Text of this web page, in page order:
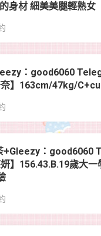
身材 細美美腿輕熟女
：good6060
】163cm/47kg/
+Gleezy：good6060
】156.43.B.19歲大一